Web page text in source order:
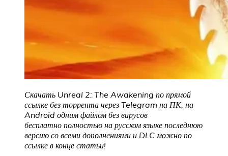
Скачать Unreal 2: The Awakening по прямой
ссылке без торрента через Telegram на ПК, на
Android одним файлом без вирусов
бесплатно полностью на русском языке последнюю
версию со всеми дополнениями и DLC можно по
ссылке в конце статьи!